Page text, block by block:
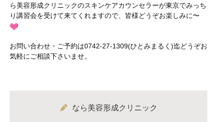
ら美容形成クリニックのスキンケアカウンセラーが東京でみっち
り講習会を受けて来てくれますので、皆様どうぞお楽しみに〜
お問い合わせ・ご予約は0742-27-1309(ひとみまるく)迄どうぞお
気軽にご相談下さいませ。
なら美容形成クリニック